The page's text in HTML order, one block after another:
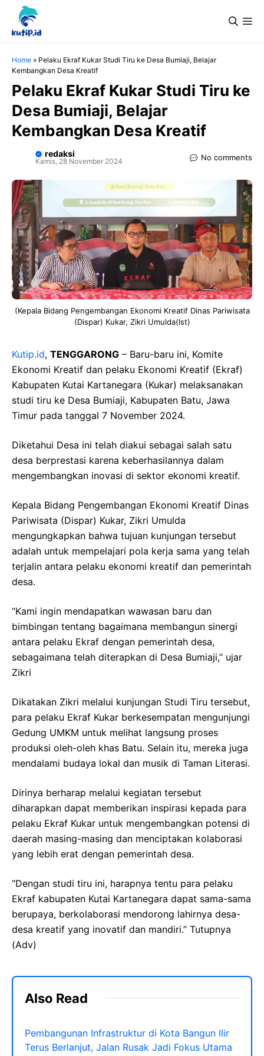
Langsung
Home » Pelaku Ekraf Kukar Studi Tiru ke Desa Bumiaji, Belajar
Kembangkan Desa Kreatif
Pelaku Ekraf Kukar Studi Tiru ke
Desa Bumiaji, Belajar
Kembangkan Desa Kreatif
redaksi
Kamis, 28 November 2024 No comments
(Kepala Bidang Pengembangan Ekonomi Kreatif Dinas Pariwisata
(Dispar) Kukar, Zikri Umulda(Ist)
Kutip.id, TENGGARONG – Baru-baru ini, Komite
Ekonomi Kreatif dan pelaku Ekonomi Kreatif (Ekraf)
Kabupaten Kutai Kartanegara (Kukar) melaksanakan
studi tiru ke Desa Bumiaji, Kabupaten Batu, Jawa
Timur pada tanggal 7 November 2024.
Diketahui Desa ini telah diakui sebagai salah satu
desa berprestasi karena keberhasilannya dalam
mengembangkan inovasi di sektor ekonomi kreatif.
Kepala Bidang Pengembangan Ekonomi Kreatif Dinas
Pariwisata (Dispar) Kukar, Zikri Umulda
mengungkapkan bahwa tujuan kunjungan tersebut
adalah untuk mempelajari pola kerja sama yang telah
terjalin antara pelaku ekonomi kreatif dan pemerintah
desa.
“Kami ingin mendapatkan wawasan baru dan
bimbingan tentang bagaimana membangun sinergi
antara pelaku Ekraf dengan pemerintah desa,
sebagaimana telah diterapkan di Desa Bumiaji,” ujar
Zikri
Dikatakan Zikri melalui kunjungan Studi Tiru tersebut,
para pelaku Ekraf Kukar berkesempatan mengunjungi
Gedung UMKM untuk melihat langsung proses
produksi oleh-oleh khas Batu. Selain itu, mereka juga
mendalami budaya lokal dan musik di Taman Literasi.
Dirinya berharap melalui kegiatan tersebut
diharapkan dapat memberikan inspirasi kepada para
pelaku Ekraf Kukar untuk mengembangkan potensi di
daerah masing-masing dan menciptakan kolaborasi
yang lebih erat dengan pemerintah desa.
“Dengan studi tiru ini, harapnya tentu para pelaku
Ekraf kabupaten Kutai Kartanegara dapat sama-sama
berupaya, berkolaborasi mendorong lahirnya desa-
desa kreatif yang inovatif dan mandiri.” Tutupnya
(Adv)
Also Read
Pembangunan Infrastruktur di Kota Bangun Ilir
Terus Berlanjut, Jalan Rusak Jadi Fokus Utama